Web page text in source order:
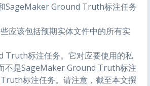
SageMaker Ground Truth标注任务
应该包括预期实体文件中的所有实
Truth标注任务。它对应要使用的私
不是SageMaker Ground Truth标注
标注任务。请注意，截至本文撰